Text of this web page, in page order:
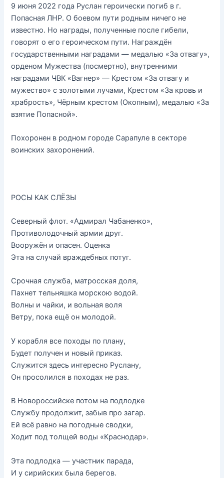
9 июня 2022 года Руслан героически погиб в г.
Попасная ЛНР. О боевом пути родным ничего не
известно. Но награды, полученные после гибели,
говорят о его героическом пути. Награждён
государственными наградами — медалью «За отвагу»,
орденом Мужества (посмертно), внутренними
наградами ЧВК «Вагнер» — Крестом «За отвагу и
мужество» с золотыми лучами, Крестом «За кровь и
храбрость», Чёрным крестом (Окопным), медалью «За
взятие Попасной».
Похоронен в родном городе Сарапуле в секторе
воинских захоронений.
РОСЫ КАК СЛЁЗЫ
Северный флот. «Адмирал Чабаненко»,
Противолодочный армии друг.
Вооружён и опасен. Оценка
Эта на случай враждебных потуг.
Срочная служба, матросская доля,
Пахнет тельняшка морскою водой.
Волны и чайки, и вольная воля
Ветру, пока ещё он молодой.
У корабля все походы по плану,
Будет получен и новый приказ.
Служится здесь интересно Руслану,
Он просолился в походах не раз.
В Новороссийске потом на подлодке
Службу продолжит, забыв про загар.
Ей всё равно на погодные сводки,
Ходит под толщей воды «Краснодар».
Эта подлодка — участник парада,
И у сирийских была берегов.